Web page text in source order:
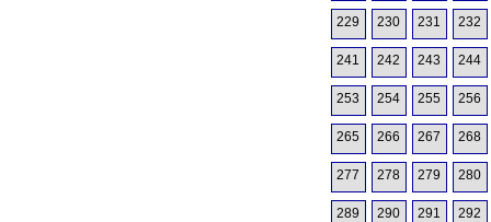
229 230 231 232
241 242 243 244
253 254 255 256
265 266 267 268
277 278 279 280
289 290 291 292